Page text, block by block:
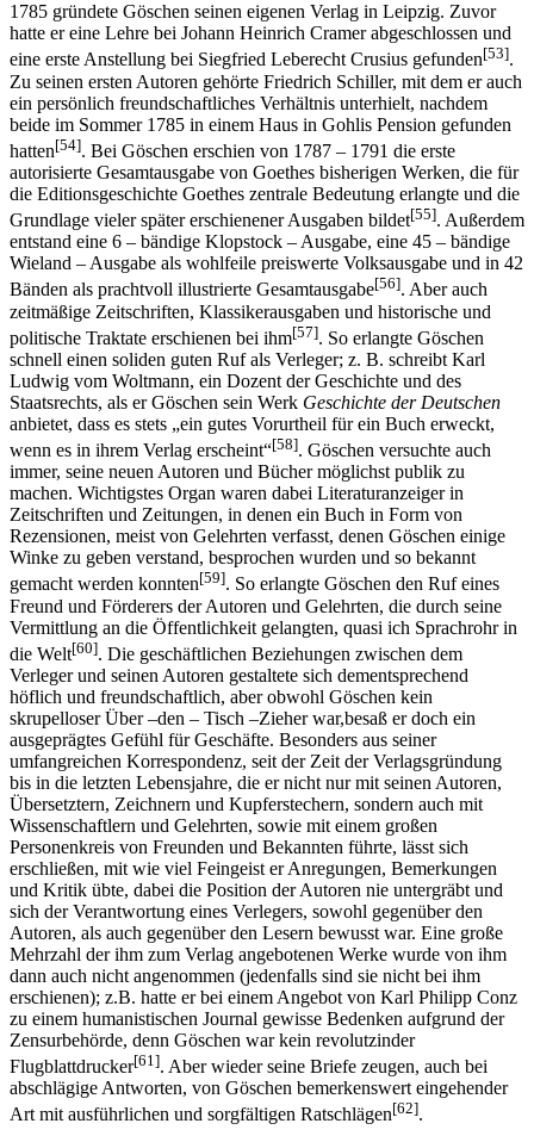
1785 gründete Göschen seinen eigenen Verlag in Leipzig. Zuvor
hatte er eine Lehre bei Johann Heinrich Cramer abgeschlossen und
eine erste Anstellung bei Siegfried Leberecht Crusius gefunden[53].
Zu seinen ersten Autoren gehörte Friedrich Schiller, mit dem er auch
ein persönlich freundschaftliches Verhältnis unterhielt, nachdem
beide im Sommer 1785 in einem Haus in Gohlis Pension gefunden
hatten[54]. Bei Göschen erschien von 1787 – 1791 die erste
autorisierte Gesamtausgabe von Goethes bisherigen Werken, die für
die Editionsgeschichte Goethes zentrale Bedeutung erlangte und die
Grundlage vieler später erschienener Ausgaben bildet[55]. Außerdem
entstand eine 6 – bändige Klopstock – Ausgabe, eine 45 – bändige
Wieland – Ausgabe als wohlfeile preiswerte Volksausgabe und in 42
Bänden als prachtvoll illustrierte Gesamtausgabe[56]. Aber auch
zeitmäßige Zeitschriften, Klassikerausgaben und historische und
politische Traktate erschienen bei ihm[57]. So erlangte Göschen
schnell einen soliden guten Ruf als Verleger; z. B. schreibt Karl
Ludwig vom Woltmann, ein Dozent der Geschichte und des
Staatsrechts, als er Göschen sein Werk Geschichte der Deutschen
anbietet, dass es stets „ein gutes Vorurtheil für ein Buch erweckt,
wenn es in ihrem Verlag erscheint“[58]. Göschen versuchte auch
immer, seine neuen Autoren und Bücher möglichst publik zu
machen. Wichtigstes Organ waren dabei Literaturanzeiger in
Zeitschriften und Zeitungen, in denen ein Buch in Form von
Rezensionen, meist von Gelehrten verfasst, denen Göschen einige
Winke zu geben verstand, besprochen wurden und so bekannt
gemacht werden konnten[59]. So erlangte Göschen den Ruf eines
Freund und Förderers der Autoren und Gelehrten, die durch seine
Vermittlung an die Öffentlichkeit gelangten, quasi ich Sprachrohr in
die Welt[60]. Die geschäftlichen Beziehungen zwischen dem
Verleger und seinen Autoren gestaltete sich dementsprechend
höflich und freundschaftlich, aber obwohl Göschen kein
skrupelloser Über –den – Tisch –Zieher war,besaß er doch ein
ausgeprägtes Gefühl für Geschäfte. Besonders aus seiner
umfangreichen Korrespondenz, seit der Zeit der Verlagsgründung
bis in die letzten Lebensjahre, die er nicht nur mit seinen Autoren,
Übersetztern, Zeichnern und Kupferstechern, sondern auch mit
Wissenschaftlern und Gelehrten, sowie mit einem großen
Personenkreis von Freunden und Bekannten führte, lässt sich
erschließen, mit wie viel Feingeist er Anregungen, Bemerkungen
und Kritik übte, dabei die Position der Autoren nie untergräbt und
sich der Verantwortung eines Verlegers, sowohl gegenüber den
Autoren, als auch gegenüber den Lesern bewusst war. Eine große
Mehrzahl der ihm zum Verlag angebotenen Werke wurde von ihm
dann auch nicht angenommen (jedenfalls sind sie nicht bei ihm
erschienen); z.B. hatte er bei einem Angebot von Karl Philipp Conz
zu einem humanistischen Journal gewisse Bedenken aufgrund der
Zensurbehörde, denn Göschen war kein revolutzinder
Flugblattdrucker[61]. Aber wieder seine Briefe zeugen, auch bei
abschlägige Antworten, von Göschen bemerkenswert eingehender
Art mit ausführlichen und sorgfältigen Ratschlägen[62].